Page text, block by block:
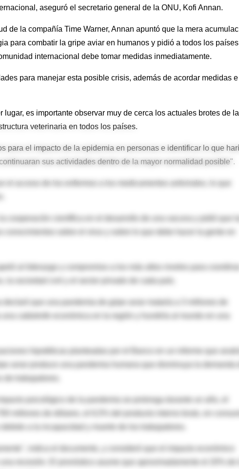
aseguró el secretario general de la ONU, Kofi Annan.
de la compañía Time Warner, Annan apuntó que la mera
para combatir la gripe aviar en humanos y pidió a todos los países
internacional debe tomar medidas inmediatamente.
para manejar esta posible crisis, además de acordar medidas e
es importante observar muy de cerca los actuales brotes de la
veterinaria en todos los países.
para el impacto de la epidemia en personas e identificar lo que
sus actividades dentro de la mayor normalidad posible".
el acceso de los enfermos a los medicamentos antivirales, lo que
cooperación científica en el desarrollo de una vacuna y pidió que
conocimientos sobre el virus y sobre lo que debe hacer la gente en
al liderazgo y compromiso a los más altos niveles para
catástrofe económica en la región y hundiría al mundo en una
aviar produce una pandemia humana que disminuya la demanda
trabajadores.
psicológico de la pandemia se prolonga durante un año, el
a la incapacidad y muerte de los trabajadores.
recesión. El pronóstico asume que aproximadamente el 20% de